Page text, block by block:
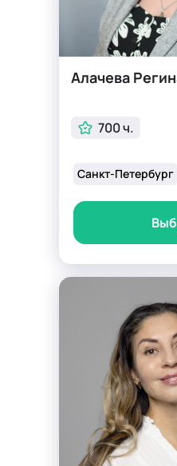
Алачева
700 ч.
Санкт-Петербург